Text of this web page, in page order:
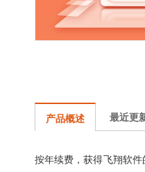
产品概述 最近更
按年续费，获得飞翔软